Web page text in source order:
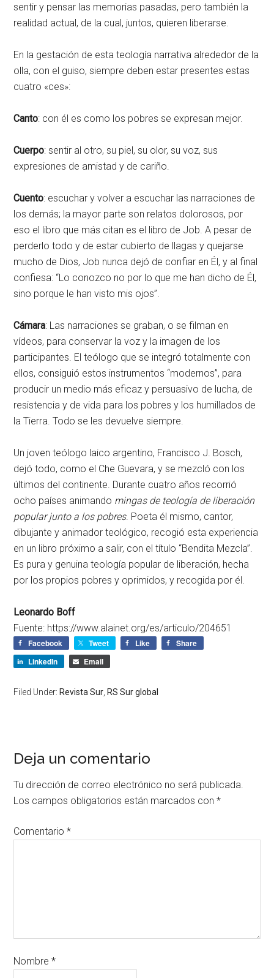
sentir y pensar las memorias pasadas, pero también la
realidad actual, de la cual, juntos, quieren liberarse.
En la gestación de esta teología narrativa alrededor de la
olla, con el guiso, siempre deben estar presentes estas
cuatro «ces»:
Canto: con él es como los pobres se expresan mejor.
Cuerpo: sentir al otro, su piel, su olor, su voz, sus
expresiones de amistad y de cariño.
Cuento: escuchar y volver a escuchar las narraciones de
los demás; la mayor parte son relatos dolorosos, por
eso el libro que más citan es el libro de Job. A pesar de
perderlo todo y de estar cubierto de llagas y quejarse
mucho de Dios, Job nunca dejó de confiar en Él, y al final
confiesa: “Lo conozco no por lo que me han dicho de Él,
sino porque le han visto mis ojos”.
Cámara: Las narraciones se graban, o se filman en
vídeos, para conservar la voz y la imagen de los
participantes. El teólogo que se integró totalmente con
ellos, consiguió estos instrumentos “modernos”, para
producir un medio más eficaz y persuasivo de lucha, de
resistencia y de vida para los pobres y los humillados de
la Tierra. Todo se les devuelve siempre.
Un joven teólogo laico argentino, Francisco J. Bosch,
dejó todo, como el Che Guevara, y se mezcló con los
últimos del continente. Durante cuatro años recorrió
ocho países animando mingas de teología de liberación
popular junto a los pobres. Poeta él mismo, cantor,
dibujante y animador teológico, recogió esta experiencia
en un libro próximo a salir, con el título “Bendita Mezcla”.
Es pura y genuina teología popular de liberación, hecha
por los propios pobres y oprimidos, y recogida por él.
Leonardo Boff
Fuente: https://www.alainet.org/es/articulo/204651
Facebook Tweet Like
Share
LinkedIn
Email
Filed Under: Revista Sur RS Sur global
Deja un comentario
Tu dirección de correo electrónico no será publicada.
Los campos obligatorios están marcados con*
Comentario*
Nombre*